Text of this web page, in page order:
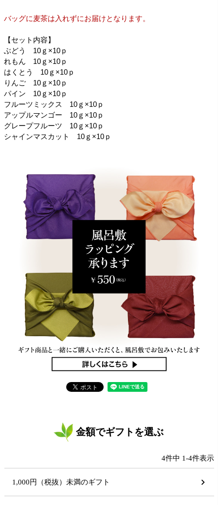
バッグに麦茶は入れずにお届けとなります。
【セット内容】
ぶどう 10ｇ×10ｐ
れもん 10ｇ×10ｐ
はくとう 10ｇ×10ｐ
りんご 10ｇ×10ｐ
パイン 10ｇ×10ｐ
フルーツミックス 10ｇ×10ｐ
アップルマンゴー 10ｇ×10ｐ
グレープフルーツ 10ｇ×10ｐ
シャインマスカット 10ｇ×10ｐ
金額でギフトを選ぶ
4件中 1-4件表示
1,000円（税抜）未満のギフト